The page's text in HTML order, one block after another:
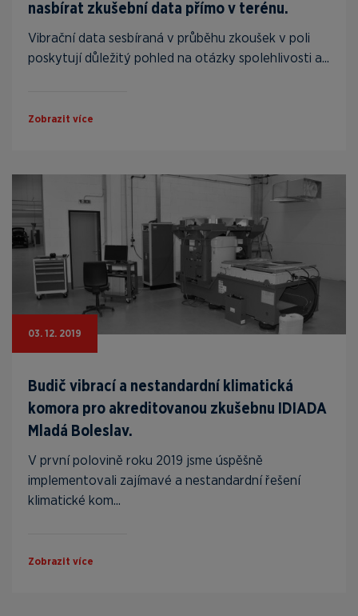
nasbírat zkušební data přímo v terénu.
Vibrační data sesbíraná v průběhu zkoušek v poli
poskytují důležitý pohled na otázky spolehlivosti a...
Zobrazit více
03. 12. 2019
Budič vibrací a nestandardní klimatická
komora pro akreditovanou zkušebnu IDIADA
Mladá Boleslav.
V první polovině roku 2019 jsme úspěšně
implementovali zajímavé a nestandardní řešení
klimatické kom...
Zobrazit více